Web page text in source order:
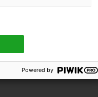
Powered by